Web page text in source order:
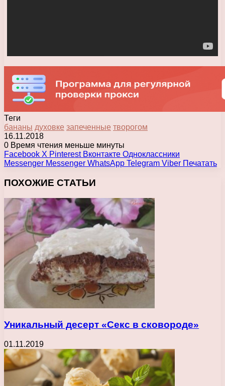
Теги
бананы духовке запеченные творогом
16.11.2018
0 Время чтения меньше минуты
Facebook X Pinterest Вконтакте Одноклассники
Messenger Messenger WhatsApp Telegram Viber Печатать
ПОХОЖИЕ СТАТЬИ
Уникальный десерт «Секс в сковороде»
01.11.2019